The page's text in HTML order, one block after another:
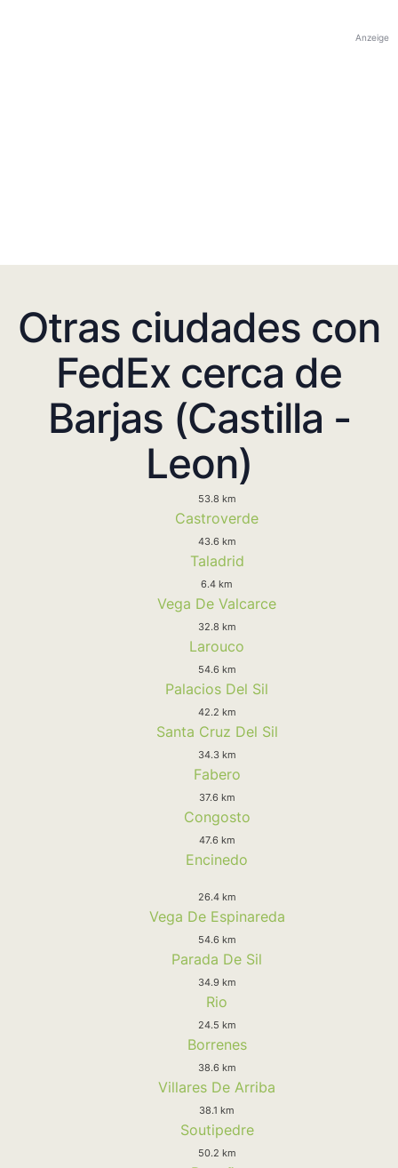
Anzeige
Otras ciudades con
FedEx cerca de
Barjas (Castilla -
Leon)
53.8 km
Castroverde
43.6 km
Taladrid
6.4 km
Vega De Valcarce
32.8 km
Larouco
54.6 km
Palacios Del Sil
42.2 km
Santa Cruz Del Sil
34.3 km
Fabero
37.6 km
Congosto
47.6 km
Encinedo
26.4 km
Vega De Espinareda
54.6 km
Parada De Sil
34.9 km
Rio
24.5 km
Borrenes
38.6 km
Villares De Arriba
38.1 km
Soutipedre
50.2 km